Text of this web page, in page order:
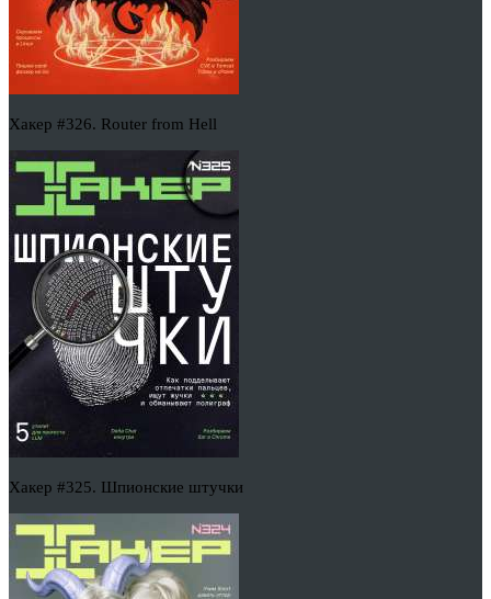
Хакер #326. Router from Hell
Хакер #325. Шпионские штучки